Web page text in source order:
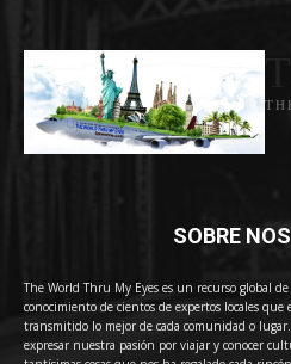
SOBRE
The World Thru My Eyes es un recurso global
conocimiento de cientos de expertos locales
transmitido lo mejor de cada comunidad o
expresar nuestra pasión por viajar y conocer